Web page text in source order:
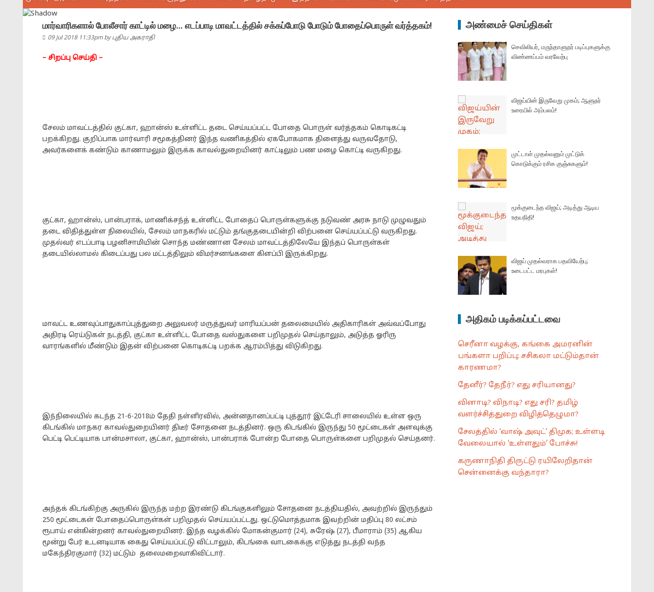
மார்வாரிகளால் போலீசார் காட்டில் மழை… எடப்பாடி மாவட்டத்தில் சக்கப்போடு போடும் போதைப்பொருள் வர்த்தகம்!
09 Jul 2018 11:33pm byபுதிய அகராதி
– சிறப்பு செய்தி –
சேலம் மாவட்டத்தில் குட்கா, ஹான்ஸ் உள்ளிட்ட தடை செய்யப்பட்ட போதை பொருள் வர்த்தகம் கொடிகட்டி
பறக்கிறது. குறிப்பாக மார்வாரி சமூகத்தினர் இந்த வணிகத்தில் ஏகபோகமாக திளைத்து வருவதோடு,
அவர்களைக் கண்டும் காணாமலும் இருக்க காவல்துறையினர் காட்டிலும் பண மழை கொட்டி வருகிறது.
குட்கா, ஹான்ஸ், பான்பராக், மாணிக்சந்த் உள்ளிட்ட போதைப் பொருள்களுக்கு நடுவண் அரசு நாடு முழுவதும்
தடை விதித்துள்ள நிலையில், சேலம் மாநகரில் மட்டும் தங்குதடையின்றி விற்பனை செய்யப்பட்டு வருகிறது.
முதல்வர் எடப்பாடி பழனிசாமியின் சொந்த மண்ணான சேலம் மாவட்டத்திலேயே இந்தப் பொருள்கள்
தடையில்லாமல் கிடைப்பது பல மட்டத்திலும் விமர்சனங்களை கிளப்பி இருக்கிறது.
மாவட்ட உணவுப்பாதுகாப்புத்துறை அலுவலர் மருத்துவர் மாரியப்பன் தலைமையில் அதிகாரிகள் அவ்வப்போது
அதிரடி ரெய்டுகள் நடத்தி, குட்கா உள்ளிட்ட போதை வஸ்துகளை பறிமுதல் செய்தாலும், அடுத்த ஓரிரு
வாரங்களில் மீண்டும் இதன் விற்பனை கொடிகட்டி பறக்க ஆரம்பித்து விடுகிறது.
இந்நிலையில் கடந்த 21-6-2018ம் தேதி நள்ளிரவில், அன்னதானப்பட்டி புத்தூர் இட்டேரி சாலையில் உள்ள ஒரு
கிடங்கில் மாநகர காவல்துறையினர் திடீர் சோதனை நடத்தினர். ஒரு கிடங்கில் இருந்து 50 மூட்டைகள் அளவுக்கு
பெட்டி பெட்டியாக பான்மசாலா, குட்கா, ஹான்ஸ், பான்பராக் போன்ற போதை பொருள்களை பறிமுதல் செய்தனர்.
அந்தக் கிடங்கிற்கு அருகில் இருந்த மற்ற இரண்டு கிடங்குகளிலும் சோதனை நடத்தியதில், அவற்றில் இருந்தும்
250 மூட்டைகள் போதைப்பொருள்கள் பறிமுதல் செய்யப்பட்டது. ஒட்டுமொத்தமாக இவற்றின் மதிப்பு 80 லட்சம்
ரூபாய் என்கின்றனர் காவல்துறையினர். இந்த வழக்கில் மோகன்குமார் (24), சுரேஷ் (27), பீமாராம் (35) ஆகிய
மூன்று பேர் உடனடியாக கைது செய்யப்பட்டு விட்டாலும், கிடங்கை வாடகைக்கு எடுத்து நடத்தி வந்த
மகேந்திரகுமார் (32) மட்டும் தலைமறைவாகிவிட்டார்.
அண்மைச் செய்திகள்
செவிலியர், மருந்தாளுநர் படிப்புகளுக்கு
விண்ணப்பம் வரவேற்பு
விஜய்யின் இருவேறு முகம்; ஆளுநர்
உரையில் அம்பலம்!
முட்டாள் முதல்வனும் முட்டுக்
கொடுக்கும் ரசிக குஞ்சுகளும்!
மூக்குடைந்த விஜய்; அடித்து ஆடிய
உதயநிதி!
விஜய் முதல்வராக பதவியேற்பு;
உடைபட்ட மரபுகள்!
அதிகம் படிக்கப்பட்டவை
செரீனா வழக்கு, கங்கை அமரனின்
பங்களா பறிப்பு; சசிகலா மட்டும்தான்
காரணமா?
தேனீர்? தேநீர்? எது சரியானது?
வினாடி? விநாடி? எது சரி? தமிழ்
வளர்ச்சித்துறை விழித்தெழுமா?
சேலத்தில் ‘வாஷ் அவுட்’ திமுக; உள்ளடி
வேலையால் ‘உள்ளதும்’ போச்சு!
கருணாநிதி திருட்டு ரயிலேறிதான்
சென்னைக்கு வந்தாரா?